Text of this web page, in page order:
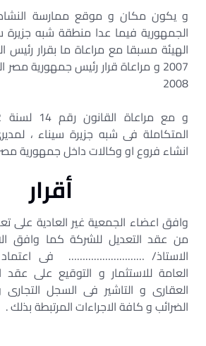
و يكون مكان و موقع ممارسة
الجمهورية فيما عدا منطقة شبه جزيرة
2008
المتكاملة فى شبه جزيرة سيناء ،
انشاء فروع او وكالات داخل جمهورية مصر
أقرار
وافق اعضاء الجمعية غير العادية على
من عقد التعديل للشركة كما وافق
الاستاذ/ ……………………… فى اعتماد
العامة للاستثمار و التوقيع على عقد
العقارى و التاشير فى السجل التجارى
الضرائب و كافة الاجراءات المرتبطة بذلك .